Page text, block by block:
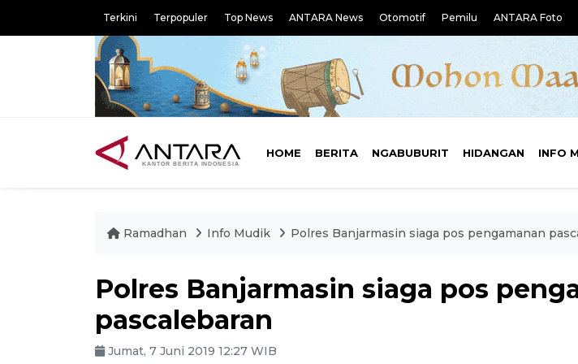
Terkini Terpopuler Top News ANTARA News Otomotif Pemilu ANTARA Foto
HOME BERITA NGABUBURIT HIDANGAN INFO
Ramadhan Info Mudik Polres Banjarmasin siaga pos pengamanan
Polres Banjarmasin siaga pos
pascalebaran
Jumat, 7 Juni 2019 12:27 WIB